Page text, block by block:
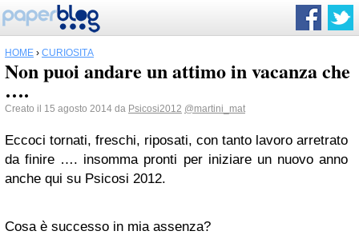
HOME › CURIOSITÀ
Non puoi andare un attimo in vacanza che
….
Creato il 15 agosto 2014 da Psicosi2012 @martini_mat
Eccoci tornati, freschi, riposati, con tanto lavoro arretrato
da finire …. insomma pronti per iniziare un nuovo anno
anche qui su Psicosi 2012.
Cosa è successo in mia assenza?